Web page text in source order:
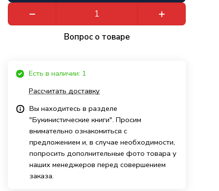
Вопрос о товаре
Есть в наличии: 1
Рассчитать доставку
Вы находитесь в разделе
"Букинистические книги". Просим
внимательно ознакомиться с
предложением и, в случае необходимости,
попросить дополнительные фото товара у
наших менеджеров перед совершением
заказа.